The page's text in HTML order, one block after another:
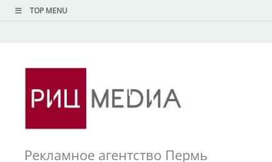
TOP MENU
Рекламное агентство Пермь